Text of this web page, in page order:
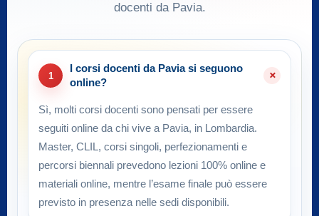
docenti da Pavia.
1
I corsi docenti da Pavia si seguono
online?
Sì, molti corsi docenti sono pensati per essere
seguiti online da chi vive a Pavia, in Lombardia.
Master, CLIL, corsi singoli, perfezionamenti e
percorsi biennali prevedono lezioni 100% online e
materiali online, mentre l’esame finale può essere
previsto in presenza nelle sedi disponibili.